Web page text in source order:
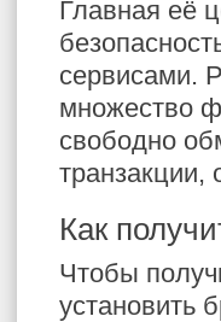
Главная её
сервисами.
множество
свободно
транзакции,
Как
Чтобы
установить